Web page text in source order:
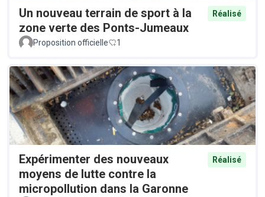
Un nouveau terrain de sport à la
zone verte des Ponts-Jumeaux
Réalisé
Proposition officielle 1
Expérimenter des nouveaux
moyens de lutte contre la
micropollution dans la Garonne
Réalisé